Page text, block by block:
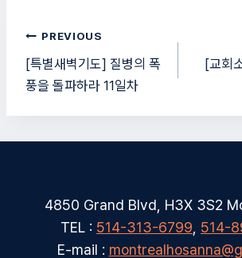
글
탐
색
PREVIOUS
[특별새벽기도] 질병의 폭
풍을 돌파하라 11일차
[교회
4850 Grand Blvd, H3X 3S2
TEL : 514-313-6799 514-
E-mail :